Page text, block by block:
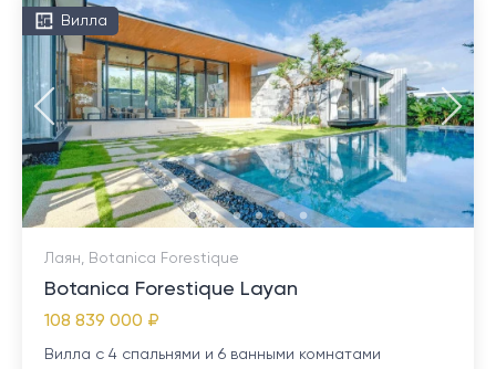
Вилла
Лаян, Botanica Forestique
Botanica Forestique Layan
108 839 000 ₽
Вилла с 4 спальнями и 6 ванными комнатами